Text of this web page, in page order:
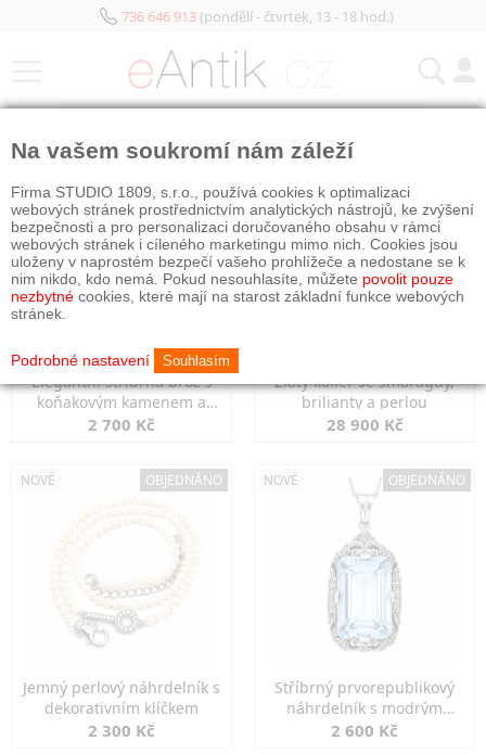
736 646 913(pondělí - čtvrtek, 13 - 18 hod.)
Elegantní stříbrná brož s
koňakovým kamenem a
markazity
2 700 Kč
Zlatý kolier se smaragdy,
brilianty a perlou
28 900 Kč
NOVÉ OBJEDNÁNO
Jemný perlový náhrdelník s
dekorativním klíčkem
2 300 Kč
NOVÉ OBJEDNÁNO
Stříbrný prvorepublikový
náhrdelník s modrým
spinelem
2 600 Kč
Na vašem soukromí nám záleží
Firma STUDIO 1809, s.r.o., používá cookies k optimalizaci
webových stránek prostřednictvím analytických nástrojů, ke zvýšení
bezpečnosti a pro personalizaci doručovaného obsahu v rámci
webových stránek i cíleného marketingu mimo nich. Cookies jsou
uloženy v naprostém bezpečí vašeho prohlížeče a nedostane se k
nim nikdo, kdo nemá. Pokud nesouhlasíte, můžete povolit pouze
nezbytné cookies, které mají na starost základní funkce webových
stránek.
Podrobné nastavení Souhlasím